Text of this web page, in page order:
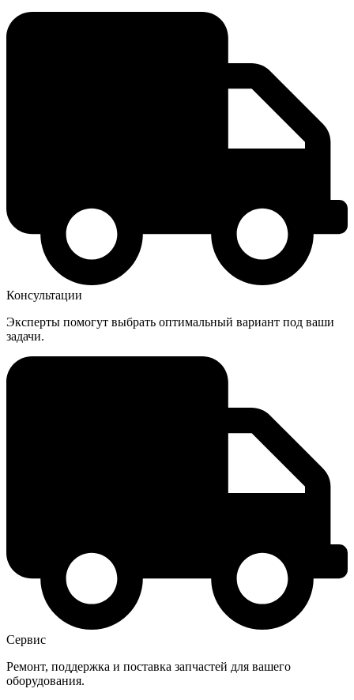
Консультации
Эксперты помогут выбрать оптимальный вариант под ваши
задачи.
Сервис
Ремонт, поддержка и поставка запчастей для вашего
оборудования.